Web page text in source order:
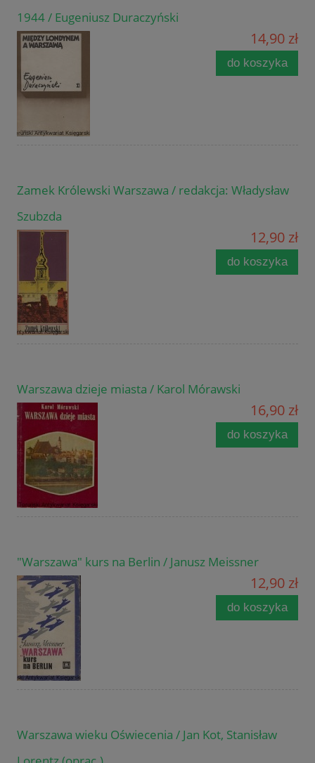
1944 / Eugeniusz Duraczyński
14,90 zł
do koszyka
Zamek Królewski Warszawa / redakcja: Władysław
Szubzda
12,90 zł
do koszyka
Warszawa dzieje miasta / Karol Mórawski
16,90 zł
do koszyka
"Warszawa" kurs na Berlin / Janusz Meissner
12,90 zł
do koszyka
Warszawa wieku Oświecenia / Jan Kot, Stanisław